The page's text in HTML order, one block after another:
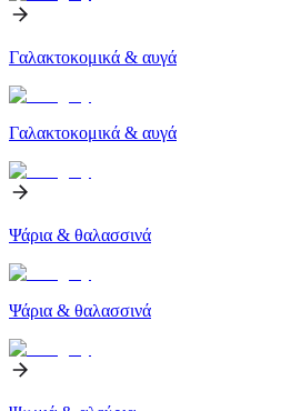
Γαλακτοκομικά & αυγά
Γαλακτοκομικά & αυγά
Ψάρια & θαλασσινά
Ψάρια & θαλασσινά